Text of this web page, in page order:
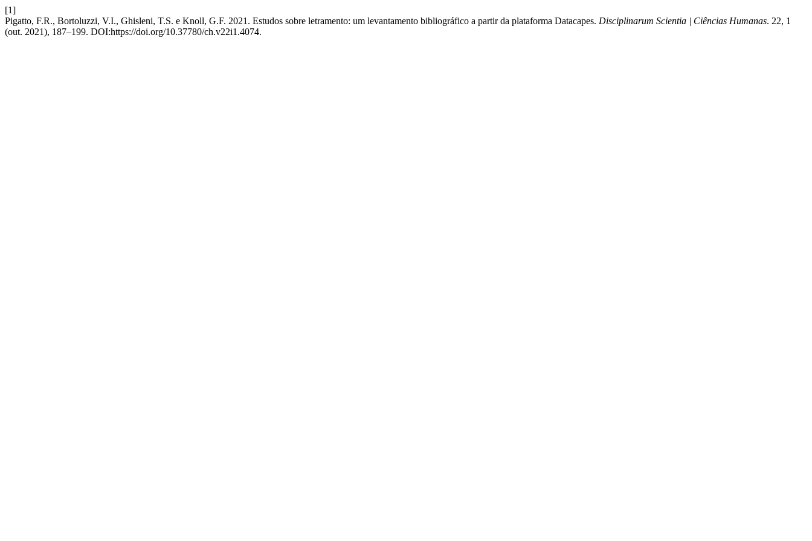
[1]
Pigatto, F.R., Bortoluzzi, V.I., Ghisleni, T.S. e Knoll, G.F. 2021. Estudos sobre letramento: um levantamento bibliográfico a partir da plataforma Datacapes. Disciplinarum Scientia | Ciências Humanas. 22, 1
(out. 2021), 187–199. DOI:https://doi.org/10.37780/ch.v22i1.4074.